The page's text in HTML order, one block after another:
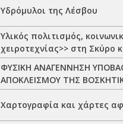
Υδρόμυλοι της Λέσβου
Υλικός πολιτισμός,
χειροτεχνίας>> στη Σκύρο
ΦΥΣΙΚΗ ΑΝΑΓΕΝΝΗΣΗ
ΑΠΟΚΛΕΙΣΜΟΥ ΤΗΣ
Χαρτογραφία και χάρτες